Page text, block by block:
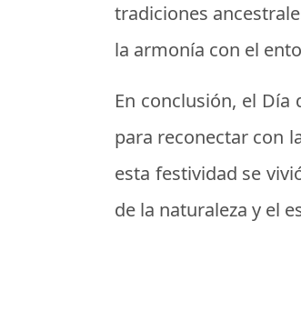
tradiciones
la armonía con el
En conclusión, el
para reconectar con
esta festividad se
de la naturaleza y el